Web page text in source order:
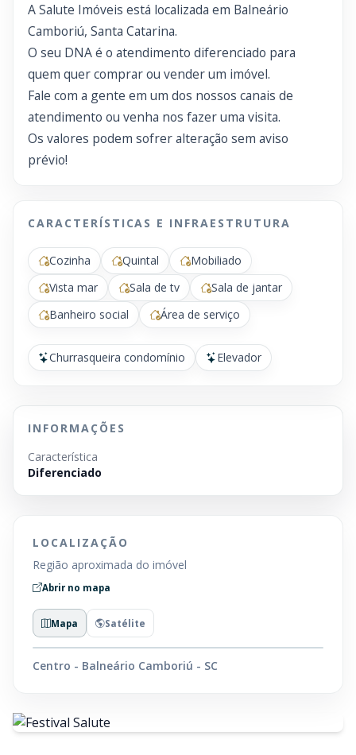
A Salute Imóveis está localizada em Balneário
Camboriú, Santa Catarina.
O seu DNA é o atendimento diferenciado para
quem quer comprar ou vender um imóvel.
Fale com a gente em um dos nossos canais de
atendimento ou venha nos fazer uma visita.
Os valores podem sofrer alteração sem aviso
prévio!
CARACTERÍSTICAS E INFRAESTRUTURA
Cozinha Quintal
Mobiliado
Vista mar
Sala de tv
Sala de jantar
Banheiro social
Área de serviço
Churrasqueira condomínio Elevador
INFORMAÇÕES
Característica
Diferenciado
LOCALIZAÇÃO
Região aproximada do imóvel
Abrir no mapa
Mapa Satélite
Centro - Balneário Camboriú - SC